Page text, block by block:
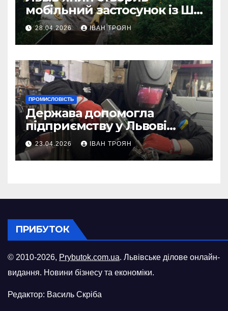
мобільний застосунок із ШІ-
асистентом для бджолярів
28.04.2026 ІВАН ТРОЯН
ПРОМИСЛОВІСТЬ
Держава допомогла
підприємству у Львові
відновити виробничі
потужності після атаки
російського БПЛА
23.04.2026 ІВАН ТРОЯН
ПРИБУТОК
© 2010-2026, Prybutok.com.ua. Львівське ділове онлайн-
видання. Новини бізнесу та економіки.
Редактор: Василь Скріба